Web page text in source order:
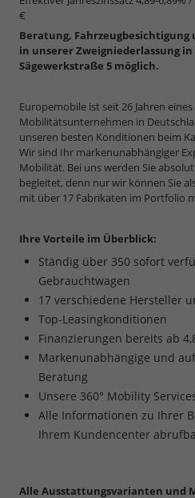
€
Beratung,
in unserer Zweigniederlassung in
Sägewerkstraße 5 möglich.
Europemobile ist seit 26 Jahren
Mobilitätsunternehmen in
unseren besten Konditionen beim
Wir sind Ihr markenunabhängiger
Mobilität. Bei uns werden Sie
begleitet, denn nur wir können Sie
mit über 17 Fabrikaten im Portfolio
Ihre Vorteile im Überblick:
Ständig über 350 sofort
Gebrauchtwagen
17 verschiedene Hersteller
Top-Leasingkonditionen
Finanzierungen bereits ab
Markenunabhängige und
Beratung
Unsere 360° Mobility
Alle Informationen zu Ihrer
Ihrem Kundencenter
Alle Ausstattungsvarianten und